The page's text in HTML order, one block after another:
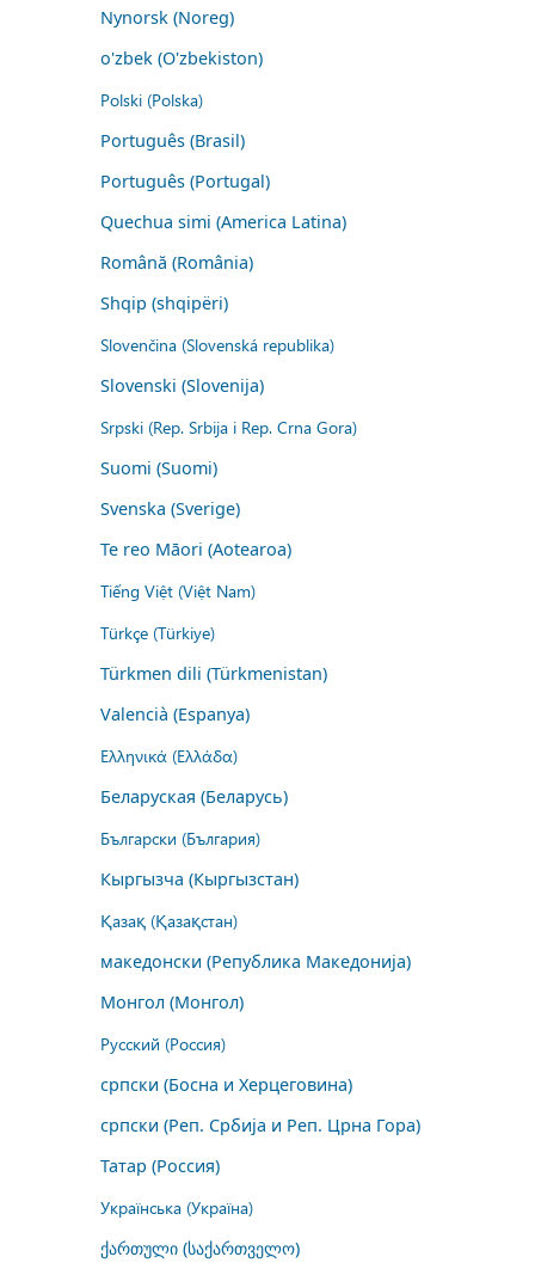
Nynorsk (Noreg)
o'zbek (O'zbekiston)
Polski (Polska)
Português (Brasil)
Português (Portugal)
Quechua simi (America Latina)
Română (România)
Shqip (shqipëri)
Slovenčina (Slovenská republika)
Slovenski (Slovenija)
Srpski (Rep. Srbija i Rep. Crna Gora)
Suomi (Suomi)
Svenska (Sverige)
Te reo Māori (Aotearoa)
Tiếng Việt (Việt Nam)
Türkçe (Türkiye)
Türkmen dili (Türkmenistan)
Valencià (Espanya)
Ελληνικά (Ελλάδα)
Беларуская (Беларусь)
Български (България)
Кыргызча (Кыргызстан)
Қазақ (Қазақстан)
македонски (Република Македонија)
Монгол (Монгол)
Русский (Россия)
српски (Босна и Херцеговина)
српски (Реп. Србија и Реп. Црна Гора)
Татар (Россия)
Українська (Україна)
ქართული (საქართველო)